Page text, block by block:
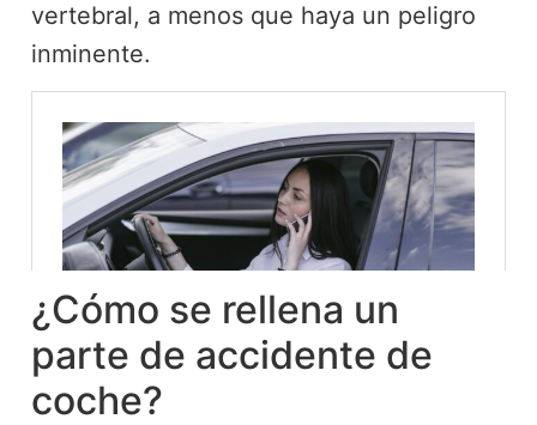
vertebral, a menos que haya un peligro
inminente.
¿Cómo se rellena un
parte de accidente de
coche?